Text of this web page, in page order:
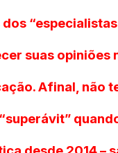
suas opiniões
Afinal, não